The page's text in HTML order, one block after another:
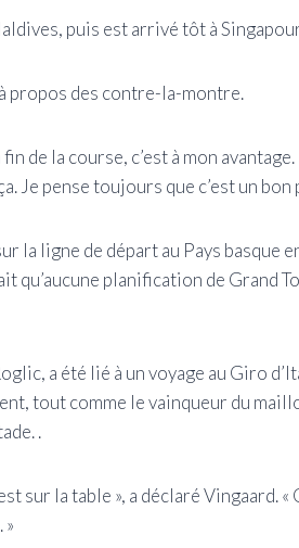
puis est arrivé tôt à
propos des contre-la-montre.
de la course, c’est à mon
Je pense toujours que c’est un bon
la ligne de départ au Pays basque
planification de Grand
a été lié à un voyage au Giro
tout comme le vainqueur du
.
sur la table », a déclaré Vingaard.